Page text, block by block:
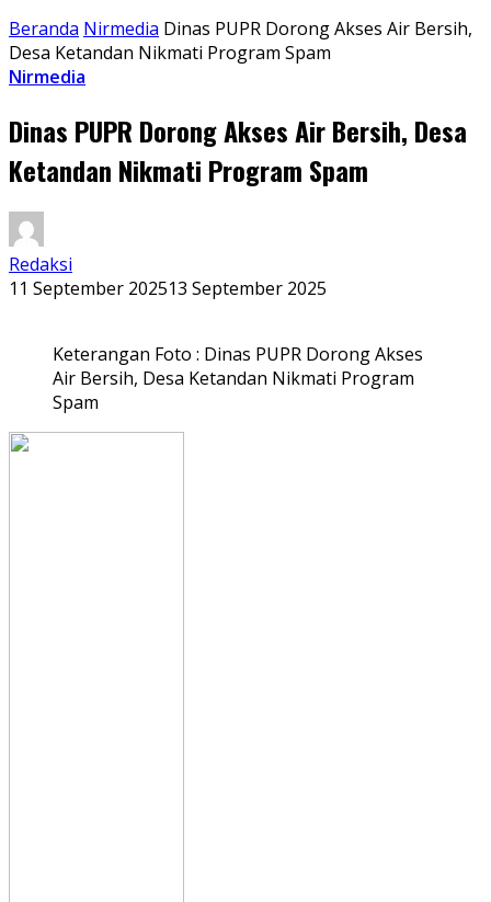
Beranda Nirmedia Dinas PUPR Dorong Akses Air Bersih,
Desa Ketandan Nikmati Program Spam
Nirmedia
Dinas PUPR Dorong Akses Air Bersih, Desa
Ketandan Nikmati Program Spam
Redaksi
11 September 202513 September 2025
Keterangan Foto : Dinas PUPR Dorong Akses
Air Bersih, Desa Ketandan Nikmati Program
Spam